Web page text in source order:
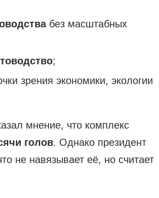
без масштабных
;
зрения экономики, экологии
мнение, что комплекс
голов. Однако президент
не навязывает её, но считает